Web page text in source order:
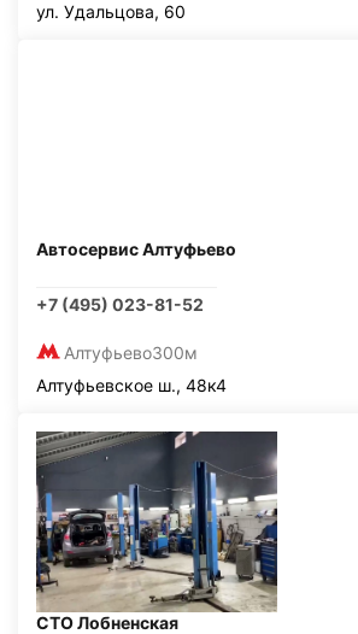
ул. Удальцова, 60
Автосервис Алтуфьево
+7 (495) 023-81-52
Алтуфьево300м
Алтуфьевское ш., 48к4
СТО Лобненская